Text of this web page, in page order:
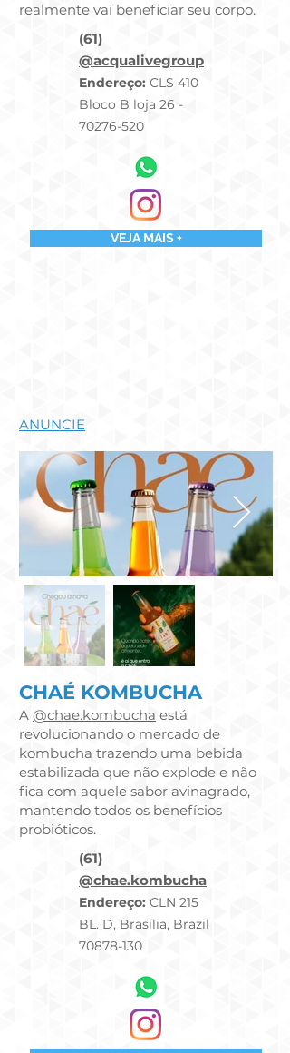
realmente vai beneficiar seu corpo.
(61)
@acqualivegroup
Endereço: CLS 410
Bloco B loja 26 -
70276-520
VEJA MAIS +
ANUNCIE
CHAÉ KOMBUCHA
A @chae.kombucha está
revolucionando o mercado de
kombucha trazendo uma bebida
estabilizada que não explode e não
fica com aquele sabor avinagrado,
mantendo todos os benefícios
probióticos.
(61)
@chae.kombucha
Endereço: CLN 215
BL. D, Brasília, Brazil
70878-130